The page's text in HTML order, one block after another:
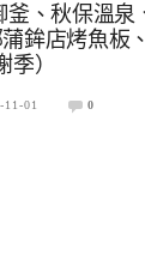
釜、秋保溫泉
鉾店烤魚板
）
11-01 0